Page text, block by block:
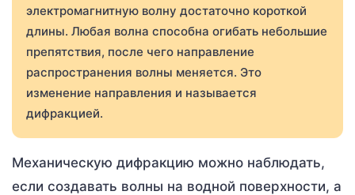
электромагнитную волну достаточно короткой
длины. Любая волна способна огибать небольшие
препятствия, после чего направление
распространения волны меняется. Это
изменение направления и называется
дифракцией.
Механическую дифракцию можно наблюдать,
если создавать волны на водной поверхности, а